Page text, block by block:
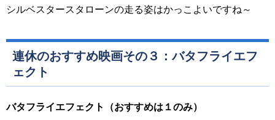
シルベスタースタローンの走る姿はかっこよいですね～
連休のおすすめ映画その３：バタフライエフ
ェクト
バタフライエフェクト（おすすめは１のみ）